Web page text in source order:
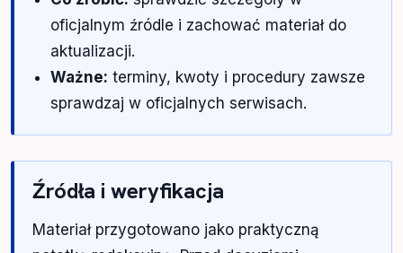
oficjalnym źródle i zachować materiał do
aktualizacji.
Ważne: terminy, kwoty i procedury zawsze
sprawdzaj w oficjalnych serwisach.
Źródła i weryfikacja
Materiał przygotowano jako praktyczną